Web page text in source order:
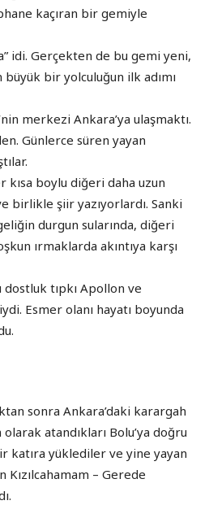
kaçıran bir gemiyle
idi. Gerçekten de bu gemi yeni,
büyük bir yolculuğun ilk adımı
merkezi Ankara’ya ulaşmaktı.
Günlerce süren yayan
boylu diğeri daha uzun
birlikle şiir yazıyorlardı. Sanki
durgun sularında, diğeri
ırmaklarda akıntıya karşı
tıpkı Apollon ve
Esmer olanı hayatı boyunda
sonra Ankara’daki karargah
atandıkları Bolu’ya doğru
katıra yüklediler ve yine yayan
– Gerede